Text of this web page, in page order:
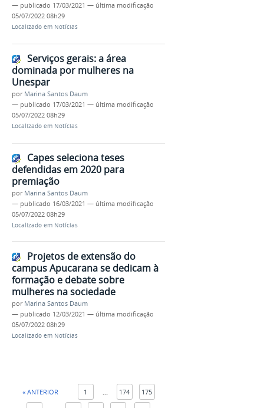
— publicado 17/03/2021 — última modificação
05/07/2022 08h29
Localizado em Notícias
Serviços gerais: a área
dominada por mulheres na
Unespar
por Marina Santos Daum
— publicado 17/03/2021 — última modificação
05/07/2022 08h29
Localizado em Notícias
Capes seleciona teses
defendidas em 2020 para
premiação
por Marina Santos Daum
— publicado 16/03/2021 — última modificação
05/07/2022 08h29
Localizado em Notícias
Projetos de extensão do
campus Apucarana se dedicam à
formação e debate sobre
mulheres na sociedade
por Marina Santos Daum
— publicado 12/03/2021 — última modificação
05/07/2022 08h29
Localizado em Notícias
« ANTERIOR 1 ... 174 175